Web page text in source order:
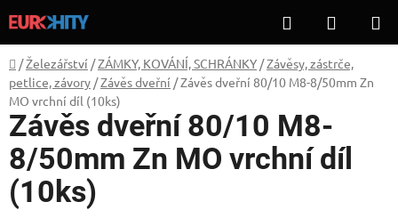
na
obsah
Hledat
KOŠÍK
Domů
/Železářství /ZÁMKY, KOVÁNÍ, SCHRÁNKY /Závěsy, zástrče,
petlice, závory /Závěs dveřní /Závěs dveřní 80/10 M8-8/50mm Zn
MO vrchní díl (10ks)
Závěs dveřní 80/10 M8-
8/50mm Zn MO vrchní díl
(10ks)